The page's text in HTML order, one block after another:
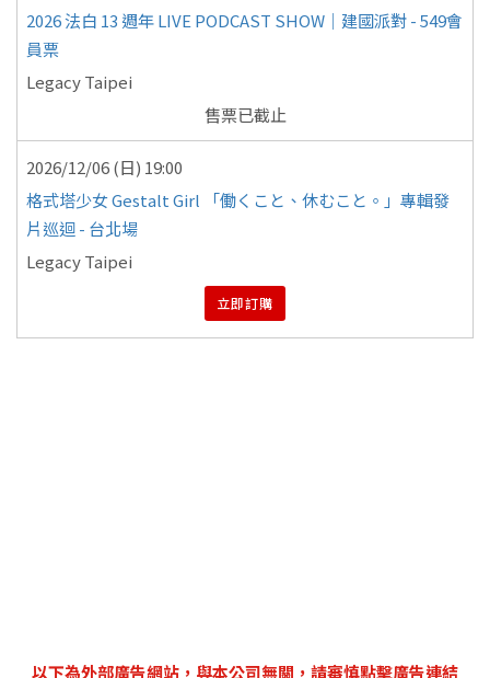
2026 法白 13 週年 LIVE PODCAST SHOW｜建國派對 - 549會
員票
Legacy Taipei
售票已截止
2026/12/06 (日) 19:00
格式塔少女 Gestalt Girl 「働くこと、休むこと。」專輯發
片巡迴 - 台北場
Legacy Taipei
立即訂購
以下為外部廣告網站，與本公司無關，請審慎點擊廣告連結